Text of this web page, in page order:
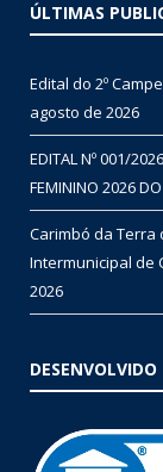
ÚLTIMAS
Edital do 2º
agosto de 2026
EDITAL Nº 001/
FEMININO 2026
Carimbó da Terra
Intermunicipal de
2026
DESENVOLVIDO